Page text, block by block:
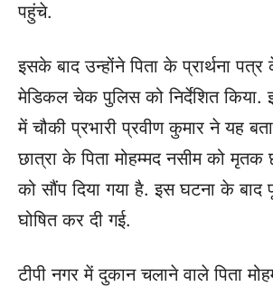
पहुंचे.
इसके बाद उन्होंने पिता के प्रार्थना
मेडिकल चेक पुलिस को निर्देशित किया.
में चौकी प्रभारी प्रवीण कुमार ने यह
छात्रा के पिता मोहम्मद नसीम को मृतक
को सौंप दिया गया है. इस घटना के
घोषित कर दी गई.
टीपी नगर में दुकान चलाने वाले पिता